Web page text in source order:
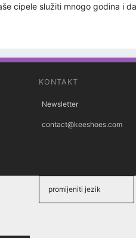
cipele služiti mnogo godina i
KONTAKT
Newsletter
contact@keeshoes.com
promijeniti jezik